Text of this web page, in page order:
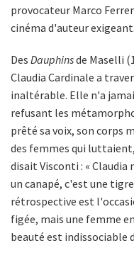
provocateur Marco
cinéma d'auteur exigeant.
Des Dauphinsde Maselli
Claudia Cardinale a
inaltérable. Elle n'a
refusant les
prêté sa voix, son corps
des femmes qui
disait Visconti : « Claudia
un canapé, c'est une
rétrospective est
figée, mais une femme
beauté est indissociable